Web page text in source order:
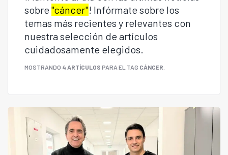
sobre "cáncer"! Infórmate sobre los
temas más recientes y relevantes con
nuestra selección de artículos
cuidadosamente elegidos.
MOSTRANDO 4 ARTÍCULOS PARA EL TAG CÁNCER